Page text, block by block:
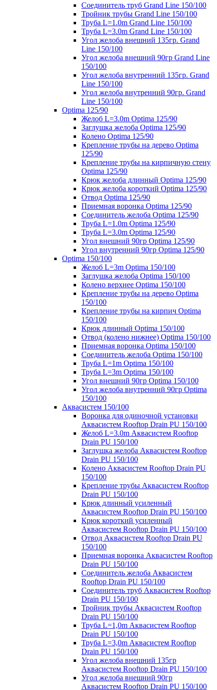
Соединитель труб Grand Line 150/100
Тройник трубы Grand Line 150/100
Труба L=1.0m Grand Line 150/100
Труба L=3.0m Grand Line 150/100
Угол желоба внешний 135гр. Grand
Line 150/100
Угол желоба внешний 90гр Grand Line
150/100
Угол желоба внутренний 135гр. Grand
Line 150/100
Угол желоба внутренний 90гр. Grand
Line 150/100
Optima 125/90
Желоб L=3.0m Optima 125/90
Заглушка желоба Optima 125/90
Колено Optima 125/90
Крепление трубы на дерево Optima
125/90
Крепление трубы на кирпичную стену
Optima 125/90
Крюк желоба длинный Optima 125/90
Крюк желоба короткий Optima 125/90
Отвод Optima 125/90
Приемная воронка Optima 125/90
Соединитель желоба Optima 125/90
Труба L=1.0m Optima 125/90
Труба L=3.0m Optima 125/90
Угол внешний 90гр Optima 125/90
Угол внутренний 90гр Optima 125/90
Optima 150/100
Желоб L=3m Optima 150/100
Заглушка желоба Optima 150/100
Колено верхнее Optima 150/100
Крепление трубы на дерево Optima
150/100
Крепление трубы на кирпич Optima
150/100
Крюк длинный Optima 150/100
Отвод (колено нижнее) Optima 150/100
Приемная воронка Optima 150/100
Соединитель желоба Optima 150/100
Труба L=1m Optima 150/100
Труба L=3m Optima 150/100
Угол внешний 90гр Optima 150/100
Угол желоба внутренний 90гр Optima
150/100
Аквасистем 150/100
Воронка для одиночной установки
Аквасистем Rooftop Drain PU 150/100
Желоб L=3.0m Аквасистем Rooftop
Drain PU 150/100
Заглушка желоба Аквасистем Rooftop
Drain PU 150/100
Колено Аквасистем Rooftop Drain PU
150/100
Крепление трубы Аквасистем Rooftop
Drain PU 150/100
Крюк длинный усиленный
Аквасистем Rooftop Drain PU 150/100
Крюк короткий усиленный
Аквасистем Rooftop Drain PU 150/100
Отвод Аквасистем Rooftop Drain PU
150/100
Приемная воронка Аквасистем Rooftop
Drain PU 150/100
Соединитель желоба Аквасистем
Rooftop Drain PU 150/100
Соединитель труб Аквасистем Rooftop
Drain PU 150/100
Тройник трубы Аквасистем Rooftop
Drain PU 150/100
Труба L=1,0m Аквасистем Rooftop
Drain PU 150/100
Труба L=3,0m Аквасистем Rooftop
Drain PU 150/100
Угол желоба внешний 135гр
Аквасистем Rooftop Drain PU 150/100
Угол желоба внешний 90гр
Аквасистем Rooftop Drain PU 150/100